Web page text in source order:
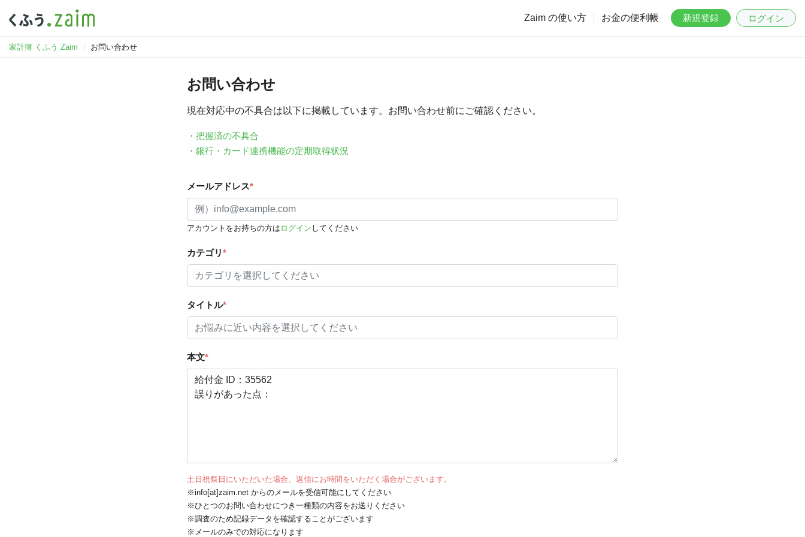
Zaim の使い方 お金の便利帳 新規登録 ログイン
家計簿 くふう Zaim お問い合わせ
お問い合わせ
現在対応中の不具合は以下に掲載しています。お問い合わせ前にご確認ください。
・把握済の不具合
・銀行・カード連携機能の定期取得状況
メールアドレス*
アカウントをお持ちの方は ログイン してください
カテゴリ*
タイトル*
本文*
土日祝祭日にいただいた場合、返信にお時間をいただく場合がございます。
※info[at]zaim.net からのメールを受信可能にしてください
※ひとつのお問い合わせにつき一種類の内容をお送りください
※調査のため記録データを確認することがございます
※メールのみでの対応になります